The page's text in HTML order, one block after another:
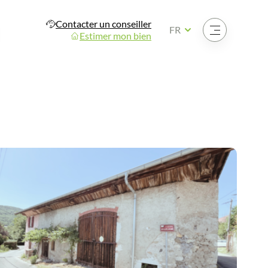
Contacter un conseiller
Estimer mon bien
Ouvrir le menu
FR